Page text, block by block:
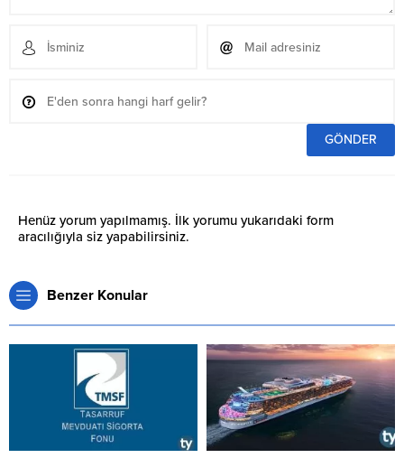
Henüz yorum yapılmamış. İlk yorumu yukarıdaki form
aracılığıyla siz yapabilirsiniz.
Benzer Konular